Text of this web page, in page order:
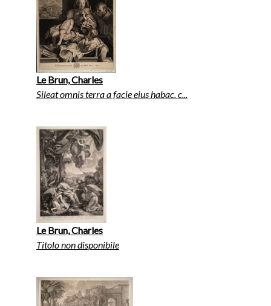
Le Brun, Charles
Sileat omnis terra a facie eius habac. c...
Le Brun, Charles
Titolo non disponibile